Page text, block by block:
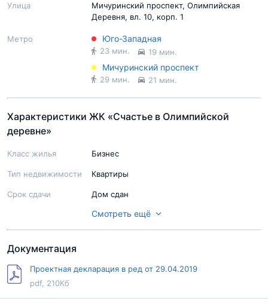
Улица
Мичуринский проспект, Олимпийская
Деревня, вл. 10, корп. 1
Метро Юго-Западная
23 мин. 19 мин.
Мичуринский проспект
29 мин. 21 мин.
Характеристики ЖК «Счастье в Олимпийской
деревне»
Класс жилья Бизнес
Тип недвижимости Квартиры
Срок сдачи Дом сдан
Строительство завершено
Стоимость
машиноместа
1 417 500 - 3 075 000 руб.
Территория Огорожена
Смотреть ещё
Документация
Проектная декларация в ред от 29.04.2019
pdf, 210Кб